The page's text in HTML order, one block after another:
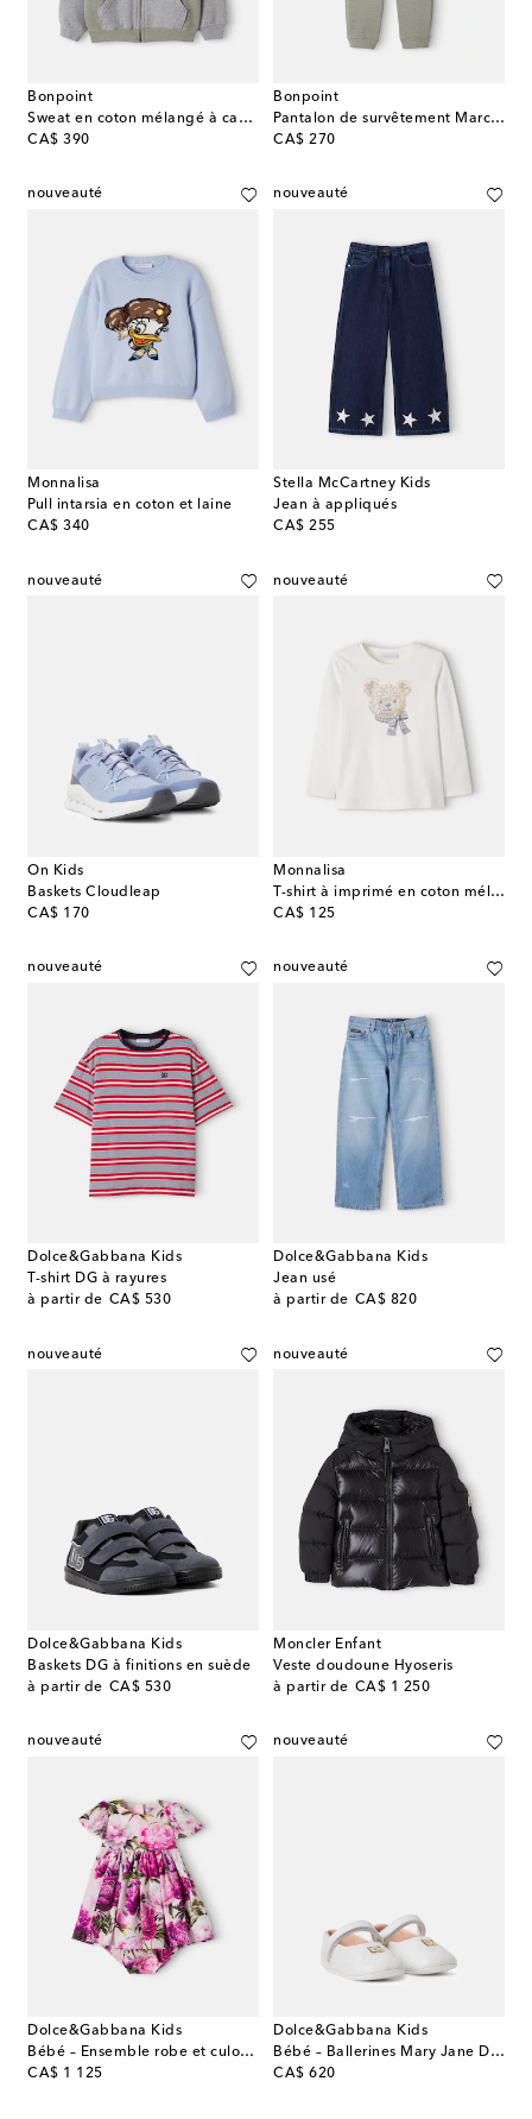
Bonpoint
Sweat en coton mélangé à capuche Elroy
CA$ 390
original price
Bonpoint
Pantalon de survêtement Marcio en coton mélangé
CA$ 270
original price
nouveauté
Monnalisa
Pull intarsia en coton et laine
CA$ 340
original price
nouveauté
Stella McCartney Kids
Jean à appliqués
CA$ 255
original price
nouveauté
On Kids
Baskets Cloudleap
CA$ 170
original price
nouveauté
Monnalisa
T-shirt à imprimé en coton mélangé
CA$ 125
original price
nouveauté
Dolce&Gabbana Kids
T-shirt DG à rayures
à partir de CA$ 530
original price
nouveauté
Dolce&Gabbana Kids
Jean usé
à partir de CA$ 820
original price
nouveauté
Dolce&Gabbana Kids
Baskets DG à finitions en suède
à partir de CA$ 530
original price
nouveauté
Moncler Enfant
Veste doudoune Hyoseris
à partir de CA$ 1 250
original price
nouveauté
Dolce&Gabbana Kids
Bébé – Ensemble robe et culotte bloomer en coton
CA$ 1 125
original price
nouveauté
Dolce&Gabbana Kids
Bébé – Ballerines Mary Jane DG en cuir
CA$ 620
original price